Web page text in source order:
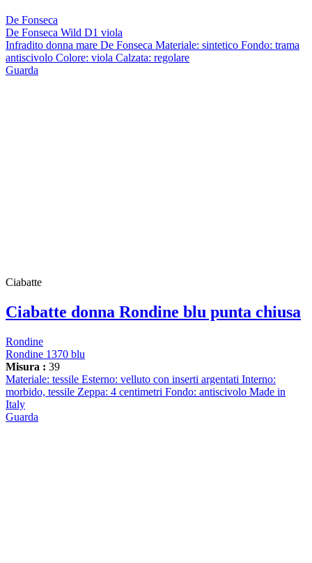
De Fonseca
De Fonseca Wild D1 viola
Infradito donna mare De Fonseca Materiale: sintetico Fondo: trama
antiscivolo Colore: viola Calzata: regolare
Guarda
Ciabatte
Ciabatte donna Rondine blu punta chiusa
Rondine
Rondine 1370 blu
Misura : 39
Materiale: tessile Esterno: velluto con inserti argentati Interno:
morbido, tessile Zeppa: 4 centimetri Fondo: antiscivolo Made in
Italy
Guarda